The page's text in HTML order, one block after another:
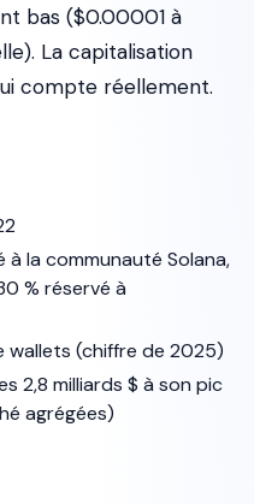
bas ($0.00001 à
La capitalisation
compte réellement.
la communauté Solana,
% réservé à
wallets (chiffre de 2025)
2,8 milliards $ à son pic
agrégées)